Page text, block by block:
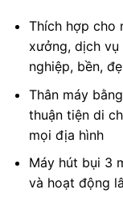
Thích hợp cho
xưởng, dịch vụ
nghiệp, bền,
Thân máy
thuận tiện di
mọi địa hình
Máy hút bụi 3
và hoạt động